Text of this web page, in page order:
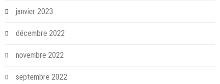
janvier 2023
décembre 2022
novembre 2022
septembre 2022